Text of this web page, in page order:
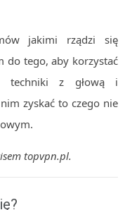
jakimi rządzi się
do tego, aby korzystać
techniki z głową i
zyskać to czego nie
topvpn.pl.